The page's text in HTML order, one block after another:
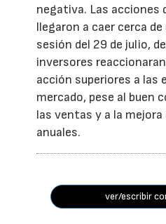
negativa. Las acciones
llegaron a caer cerca
sesión del 29 de julio,
inversores
acción superiores a las
mercado, pese al buen
las ventas y a la
anuales.
ver/escribir